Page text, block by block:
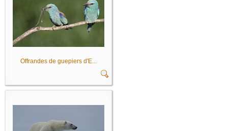
Offrandes de guepiers d'E...